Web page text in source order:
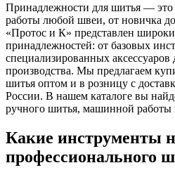
Принадлежности для шитья — это
работы любой швеи, от новичка
«Протос и К» представлен
принадлежностей: от базовых
специализированных
производства. Мы предлагаем
шитья оптом и в розницу с
России. В нашем каталоге вы
ручного шитья, машинной работы
Какие инструменты
профессионального